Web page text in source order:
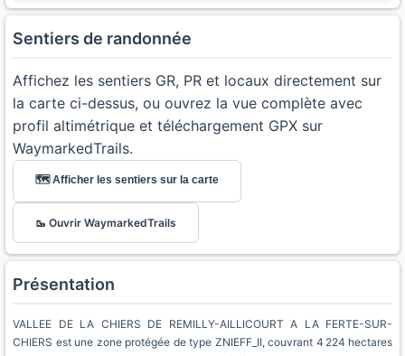
Sentiers de randonnée
Affichez les sentiers GR, PR et locaux directement sur
la carte ci-dessus, ou ouvrez la vue complète avec
profil altimétrique et téléchargement GPX sur
WaymarkedTrails.
🗺️ Afficher les sentiers sur la carte
🥾 Ouvrir WaymarkedTrails
Présentation
VALLEE DE LA CHIERS DE REMILLY-AILLICOURT A LA FERTE-SUR-
CHIERS est une zone protégée de type ZNIEFF_II, couvrant 4 224 hectares